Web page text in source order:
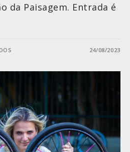
da Paisagem. Entrada é
24/08/2023